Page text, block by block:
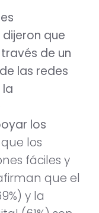
que
de un
las redes
los
los
fáciles y
que el
y la